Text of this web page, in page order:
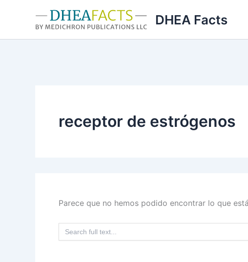
contenido
DHEA Facts
receptor de estrógenos
Parece que no hemos podido encontrar lo que
Buscar: